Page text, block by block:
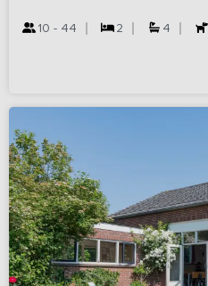
10 - 44 2 4